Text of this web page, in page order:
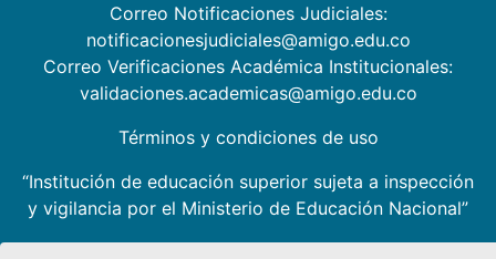
Correo Notificaciones Judiciales:
notificacionesjudiciales@amigo.edu.co
Correo Verificaciones Académica Institucionales:
validaciones.academicas@amigo.edu.co
Términos y condiciones de uso
“Institución de educación superior sujeta a inspección
y vigilancia por el Ministerio de Educación Nacional”